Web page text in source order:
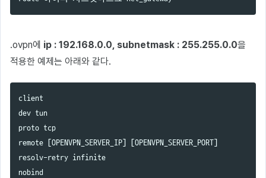
.ovpn에 ip : 192.168.0.0, subnetmask : 255.255.0.0을
적용한 예제는 아래와 같다.
client
dev tun
proto tcp
remote [OPENVPN_SERVER_IP] [OPENVPN_SERVER_PORT]
resolv-retry infinite
nobind